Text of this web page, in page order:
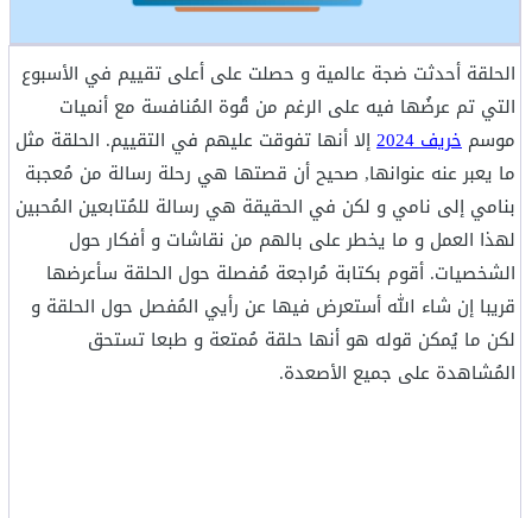
الحلقة أحدثت ضجة عالمية و حصلت على أعلى تقييم في الأسبوع
التي تم عرضُها فيه على الرغم من قُوة المُنافسة مع أنميات
موسم خريف 2024
إلا أنها تفوقت عليهم في التقييم. الحلقة مثل
ما يعبر عنه عنوانها, صحيح أن قصتها هي رحلة رسالة من مُعجبة
بنامي إلى نامي و لكن في الحقيقة هي رسالة للمُتابعين المُحبين
لهذا العمل و ما يخطر على بالهم من نقاشات و أفكار حول
الشخصيات. أقوم بكتابة مُراجعة مُفصلة حول الحلقة سأعرضها
قريبا إن شاء الله أستعرض فيها عن رأيي المُفصل حول الحلقة و
لكن ما يُمكن قوله هو أنها حلقة مُمتعة و طبعا تستحق
المُشاهدة على جميع الأصعدة.